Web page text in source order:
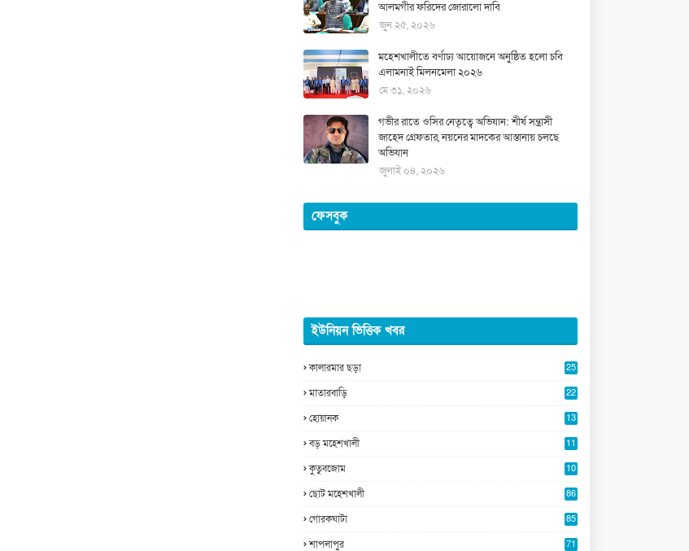
আলমগীর ফরিদের জোরালো দাবি
জুন ২৫, ২০২৬
মহেশখালীতে বর্ণাঢ্য আয়োজনে অনুষ্ঠিত হলো চবি
এলামনাই মিলনমেলা ২০২৬
মে ৩১, ২০২৬
গভীর রাতে ওসির নেতৃত্বে অভিযান: শীর্ষ সন্ত্রাসী
জাহেদ গ্রেফতার, নয়নের মাদকের আস্তানায় চলছে
অভিযান
জুলাই ০৪, ২০২৬
ফেসবুক
ইউনিয়ন ভিত্তিক খবর
কালারমার ছড়া
25
মাতারবাড়ি
22
হোয়ানক
13
বড় মহেশখালী
11
কুতুবজোম
10
ছোট মহেশখালী 86
গোরকঘাটা 85
শাপলাপুর 71